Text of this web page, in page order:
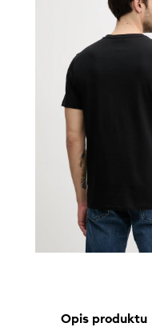
Opis produktu